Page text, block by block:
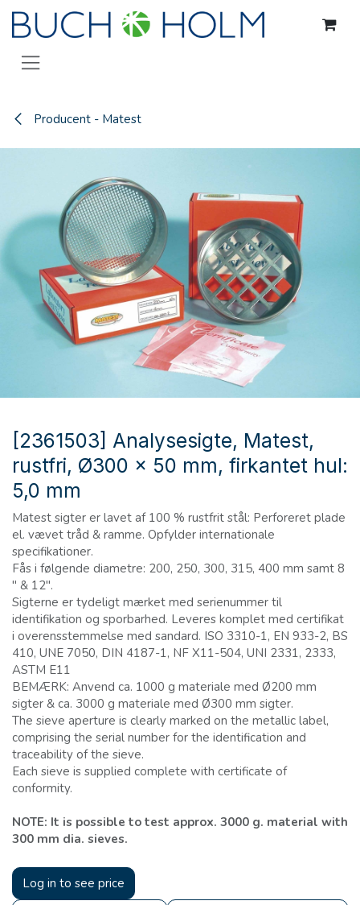
Gå til indhold
Producent - Matest
[2361503] Analysesigte, Matest,
rustfri, Ø300 x 50 mm, firkantet hul:
5,0 mm
Matest sigter er lavet af 100 % rustfrit stål: Perforeret plade
el. vævet tråd & ramme. Opfylder internationale
specifikationer.
Fås i følgende diametre: 200, 250, 300, 315, 400 mm samt 8
" & 12".
Sigterne er tydeligt mærket med serienummer til
identifikation og sporbarhed. Leveres komplet med certifikat
i overensstemmelse med sandard. ISO 3310-1, EN 933-2, BS
410, UNE 7050, DIN 4187-1, NF X11-504, UNI 2331, 2333,
ASTM E11
BEMÆRK: Anvend ca. 1000 g materiale med Ø200 mm
sigter & ca. 3000 g materiale med Ø300 mm sigter.
The sieve aperture is clearly marked on the metallic label,
comprising the serial number for the identification and
traceability of the sieve.
Each sieve is supplied complete with certificate of
conformity.
NOTE: It is possible to test approx. 3000 g. material with
300 mm dia. sieves.
Log in to see price